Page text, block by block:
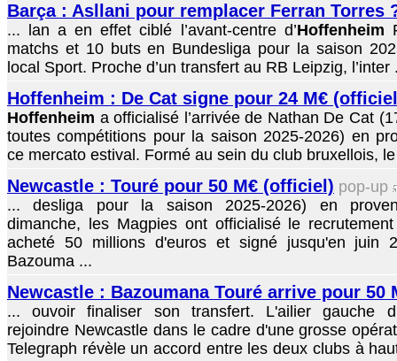
Barça : Asllani pour remplacer Ferran Torres
... lan a en effet ciblé l’avant-centre d’Hoffenheim
matchs et 10 buts en Bundesliga pour la saison
local Sport. Proche d’un transfert au RB Leipzig, l’inter
Hoffenheim : De Cat signe pour 24 M€
Hoffenheim a officialisé l’arrivée de Nathan De Cat
toutes compétitions pour la saison 2025-2026) en
ce mercato estival. Formé au sein du club bruxellois,
Newcastle : Touré pour 50 M€ (officiel) pop-up
... desliga pour la saison 2025-2026) en
dimanche, les Magpies ont officialisé le
acheté 50 millions d'euros et signé jusqu'en juin
Bazouma ...
Newcastle : Bazoumana Touré arrive pour 50
... ouvoir finaliser son transfert. L'ailier gauche
rejoindre Newcastle dans le cadre d'une grosse
Telegraph révèle un accord entre les deux clubs à